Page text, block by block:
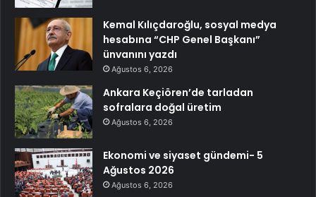
Kemal Kılıçdaroğlu, sosyal medya
hesabına “CHP Genel Başkanı”
ünvanını yazdı
Ağustos 6, 2026
Ankara Keçiören’de tarladan
sofralara doğal üretim
Ağustos 6, 2026
Ekonomi ve siyaset gündemi- 5
Ağustos 2026
Ağustos 6, 2026